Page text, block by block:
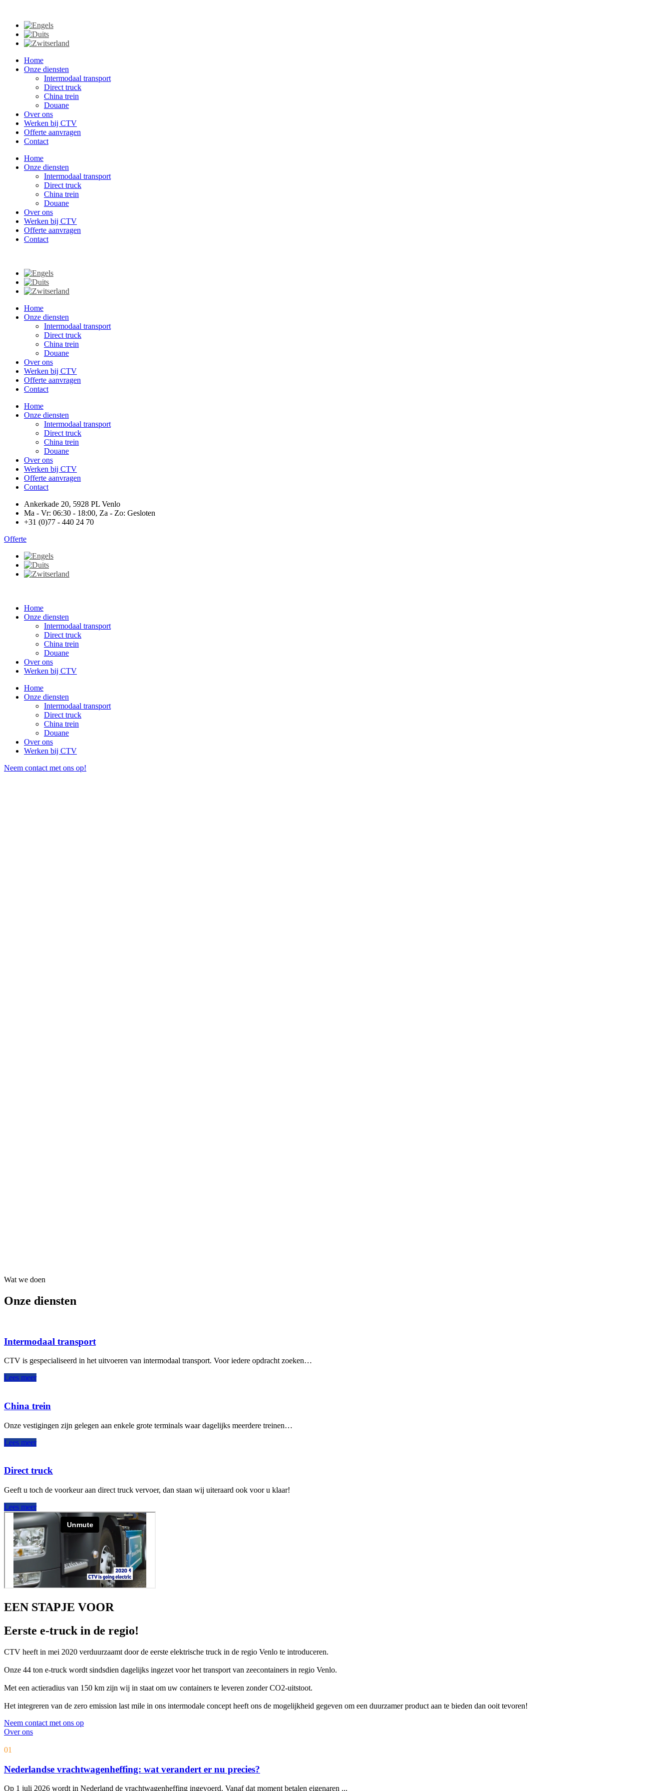
Home
Onze diensten
Intermodaal transport
Direct truck
China trein
Douane
Over ons
Werken bij CTV
Offerte aanvragen
Contact
Home
Onze diensten
Intermodaal transport
Direct truck
China trein
Douane
Over ons
Werken bij CTV
Offerte aanvragen
Contact
Home
Onze diensten
Intermodaal transport
Direct truck
China trein
Douane
Over ons
Werken bij CTV
Offerte aanvragen
Contact
Home
Onze diensten
Intermodaal transport
Direct truck
China trein
Douane
Over ons
Werken bij CTV
Offerte aanvragen
Contact
Ankerkade 20, 5928 PL Venlo
Ma - Vr: 06:30 - 18:00, Za - Zo: Gesloten
+31 (0)77 - 440 24 70
Offerte
Home
Onze diensten
Intermodaal transport
Direct truck
China trein
Douane
Over ons
Werken bij CTV
Home
Onze diensten
Intermodaal transport
Direct truck
China trein
Douane
Over ons
Werken bij CTV
Neem contact met ons op!
Wat we doen
Onze diensten
Intermodaal transport
CTV is gespecialiseerd in het uitvoeren van intermodaal transport. Voor iedere opdracht zoeken…
Lees meer
China trein
Onze vestigingen zijn gelegen aan enkele grote terminals waar dagelijks meerdere treinen…
Lees meer
Direct truck
Geeft u toch de voorkeur aan direct truck vervoer, dan staan wij uiteraard ook voor u klaar!
Lees meer
EEN STAPJE VOOR
Eerste e-truck in de regio!
CTV heeft in mei 2020 verduurzaamt door de eerste elektrische truck in de regio Venlo te introduceren.
Onze 44 ton e-truck wordt sindsdien dagelijks ingezet voor het transport van zeecontainers in regio Venlo.
Met een actieradius van 150 km zijn wij in staat om uw containers te leveren zonder CO2-uitstoot.
Het integreren van de zero emission last mile in ons intermodale concept heeft ons de mogelijkheid gegeven om een duurzamer product aan te bieden dan ooit tevoren!
Neem contact met ons op
Over ons
01
Nederlandse vrachtwagenheffing: wat verandert er nu precies?
Op 1 juli 2026 wordt in Nederland de vrachtwagenheffing ingevoerd. Vanaf dat moment betalen eigenaren ...